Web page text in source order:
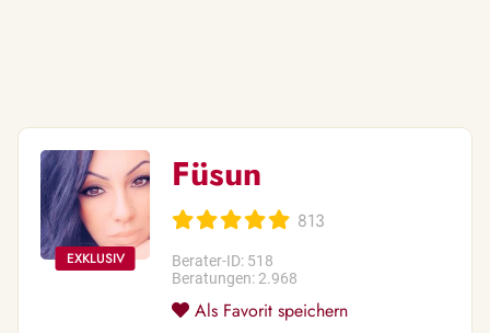
Füsun
813
Berater-ID: 518
Beratungen: 2.968
Als Favorit speichern